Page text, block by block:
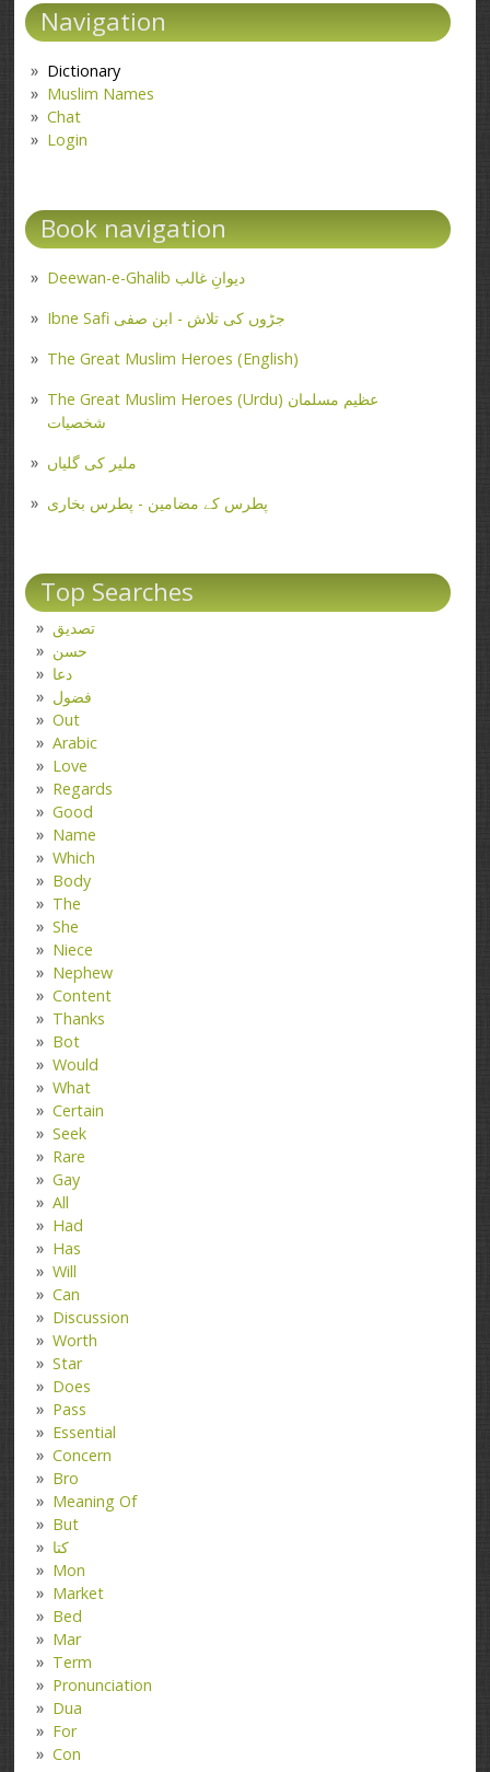
Navigation
Dictionary
Muslim Names
Chat
Login
Book navigation
Deewan-e-Ghalib دیوانِ غالب
Ibne Safi جڑوں کی تلاش - ابن صفی
The Great Muslim Heroes (English)
The Great Muslim Heroes (Urdu) عظیم مسلمان
شخصیات
ملیر کی گلیاں
پطرس کے مضامین - پطرس بخاری
Top Searches
تصدیق
حسن
دعا
فضول
Out
Arabic
Love
Regards
Good
Name
Which
Body
The
She
Niece
Nephew
Content
Thanks
Bot
Would
What
Certain
Seek
Rare
Gay
All
Had
Has
Will
Can
Discussion
Worth
Star
Does
Pass
Essential
Concern
Bro
Meaning Of
But
کتا
Mon
Market
Bed
Mar
Term
Pronunciation
Dua
For
Con